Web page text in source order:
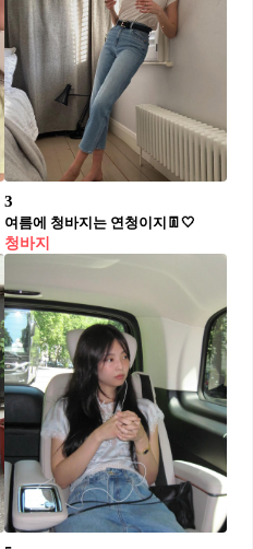
3
여름에 청바지는 연청이지👖🤍
청바지